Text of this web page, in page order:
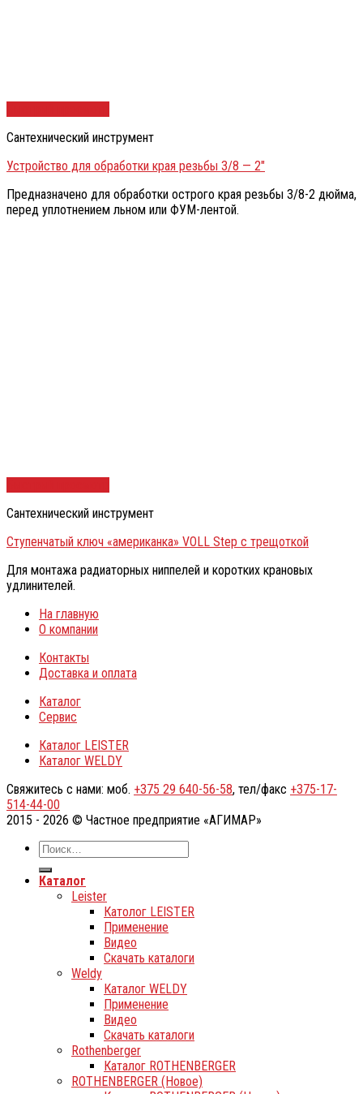
Сантехнический инструмент
Устройство для обработки края резьбы 3/8 — 2″
Предназначено для обработки острого края резьбы 3/8-2 дюйма,
перед уплотнением льном или ФУМ-лентой.
Сантехнический инструмент
Ступенчатый ключ «американка» VOLL Step с трещоткой
Для монтажа радиаторных ниппелей и коротких крановых
удлинителей.
На главную
О компании
Контакты
Доставка и оплата
Каталог
Сервис
Каталог LEISTER
Каталог WELDY
Свяжитесь с нами: моб. +375 29 640-56-58, тел/факс +375-17-
514-44-00
2015 - 2026 © Частное предприятие «АГИМАР»
Каталог
Leister
Католог LEISTER
Применение
Видео
Скачать каталоги
Weldy
Каталог WELDY
Применение
Видео
Скачать каталоги
Rothenberger
Каталог ROTHENBERGER
ROTHENBERGER (Новое)